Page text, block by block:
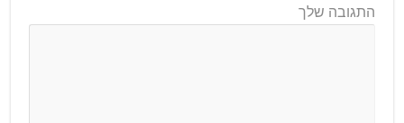
התגובה שלך